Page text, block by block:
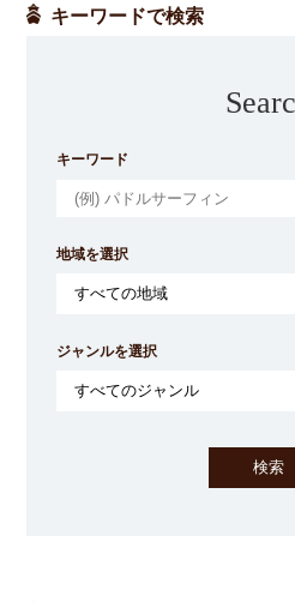
キーワードで検索
キーワード
地域を選択
ジャンルを選択